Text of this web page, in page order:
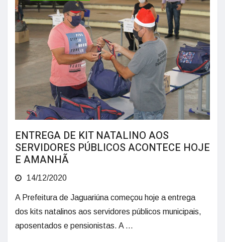
ENTREGA DE KIT NATALINO AOS
SERVIDORES PÚBLICOS ACONTECE HOJE
E AMANHÃ
14/12/2020
A Prefeitura de Jaguariúna começou hoje a entrega
dos kits natalinos aos servidores públicos municipais,
aposentados e pensionistas. A ...